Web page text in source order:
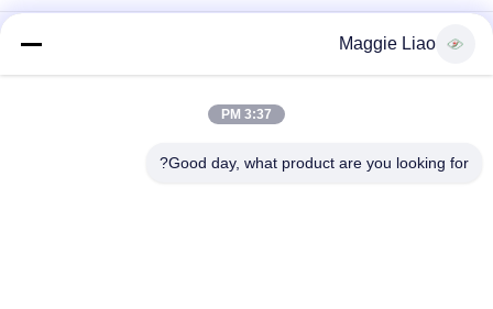
أجهزة سلة العبوة الإلكترونية
آلة صناعة الخزف عالية الكفاءة للحزم الصناعية
آلة قولبة اللب الأوتوماتيكية بالكامل لحزمة الإلكترونيات الصناعية
Maggie Liao
3:37 PM
Good day, what product are you looking for?